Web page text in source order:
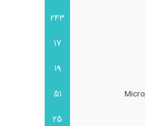
243
17
19
51
25